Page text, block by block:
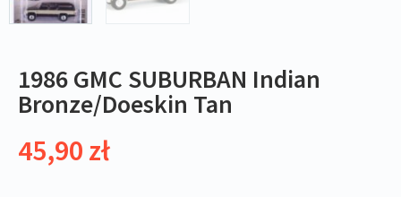
1986 GMC SUBURBAN Indian
Bronze/Doeskin Tan
45,90 zł